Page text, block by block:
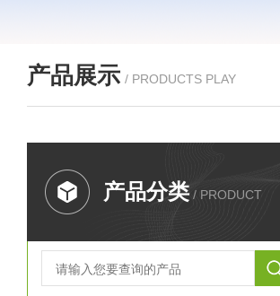
产品展示 / PRODUCTS PLAY
产品分类 / PRODUCT